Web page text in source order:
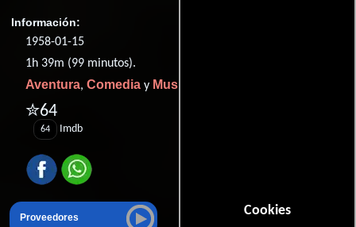
Cookies
Información:
1958-01-15
1h 39m (99 minutos).
Aventura, Comedia y Musical
✮64
64 Imdb
Proveedores